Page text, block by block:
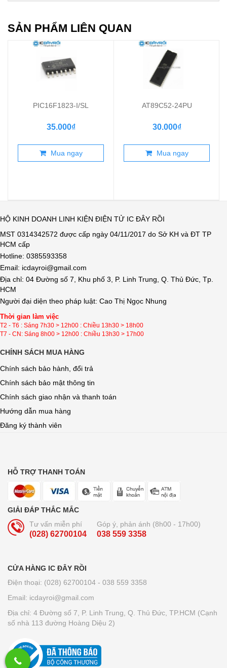
SẢN PHẨM LIÊN QUAN
PIC16F1823-I/SL
35.000₫
Mua ngay
AT89C52-24PU
30.000₫
Mua ngay
HỘ KINH DOANH LINH KIỆN ĐIỆN TỬ IC ĐÂY RỒI
MST 0314342572 được cấp ngày 04/11/2017 do Sở KH và ĐT TP
HCM cấp
Hotline: 0385593358
Email: icdayroi@gmail.com
Địa chỉ: 04 Đường số 7, Khu phố 3, P. Linh Trung, Q. Thủ Đức, Tp.
HCM
Người đại diện theo pháp luật: Cao Thị Ngọc Nhung
Thời gian làm việc
T2 - T6 : Sáng 7h30 > 12h00 : Chiều 13h30 > 18h00
T7 - CN: Sáng 8h00 > 12h00 : Chiều 13h30 > 17h00
CHÍNH SÁCH MUA HÀNG
Chính sách bảo hành, đổi trả
Chính sách bảo mật thông tin
Chính sách giao nhận và thanh toán
Hướng dẫn mua hàng
Đăng ký thành viên
HỖ TRỢ THANH TOÁN
GIẢI ĐÁP THẮC MẮC
Tư vấn miễn phí
(028) 62700104
Góp ý, phản ánh (8h00 - 17h00)
038 559 3358
CỬA HÀNG IC ĐÂY RỒI
Điện thoại: (028) 62700104 - 038 559 3358
Email: icdayroi@gmail.com
Địa chỉ: 4 Đường số 7, P. Linh Trung, Q. Thủ Đức, TP.HCM (Cạnh
số nhà 113 đường Hoàng Diệu 2)